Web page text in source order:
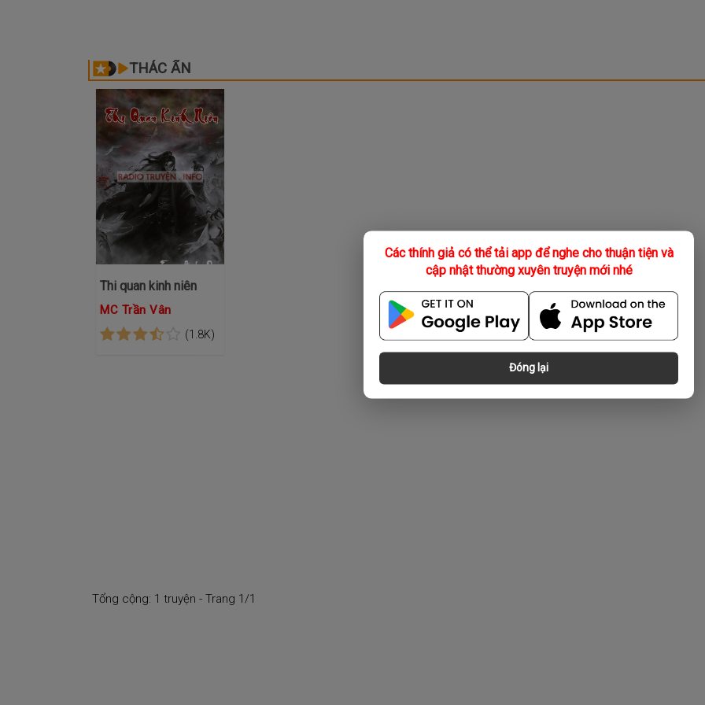
Các thính giả có thể tải app để nghe cho thuận tiện và
cập nhật thường xuyên truyện mới nhé
Đóng lại
THÁC ẨN
Thi quan kinh niên
MC Trần Vân
(1.8K)
Tổng cộng: 1 truyện - Trang 1/1